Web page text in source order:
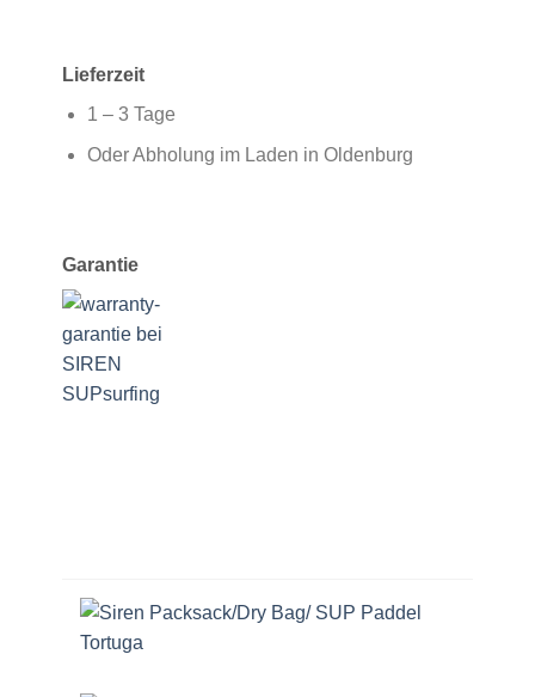
Lieferzeit
1 – 3 Tage
Oder Abholung im Laden in Oldenburg
Garantie